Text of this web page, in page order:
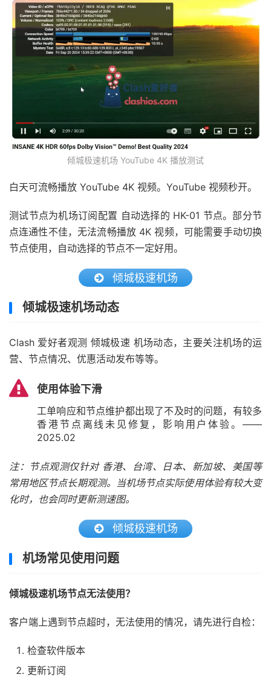
倾城极速机场 YouTube 4K 播放测试
白天可流畅播放 YouTube 4K 视频。YouTube 视频秒开。
测试节点为机场订阅配置 自动选择的 HK-01 节点。部分节
点连通性不佳，无法流畅播放 4K 视频，可能需要手动切换
节点使用，自动选择的节点不一定好用。
倾城极速机场
倾城极速机场动态
Clash 爱好者观测 倾城极速 机场动态，主要关注机场的运
营、节点情况、优惠活动发布等等。
使用体验下滑
工单响应和节点维护都出现了不及时的问题，有较多
香港节点离线未见修复，影响用户体验。——
2025.02
注：节点观测仅针对 香港、台湾、日本、新加坡、美国等
常用地区节点长期观测。当机场节点实际使用体验有较大变
化时，也会同时更新测速图。
倾城极速机场
机场常见使用问题
倾城极速机场节点无法使用？
客户端上遇到节点超时，无法使用的情况，请先进行自检：
检查软件版本
更新订阅